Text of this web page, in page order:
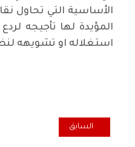
الأساسية التي تحاول
المؤيدة لها تأجيجه
استغلاله او تشويهه
المقال السابق: لأجل التغيير
السابق